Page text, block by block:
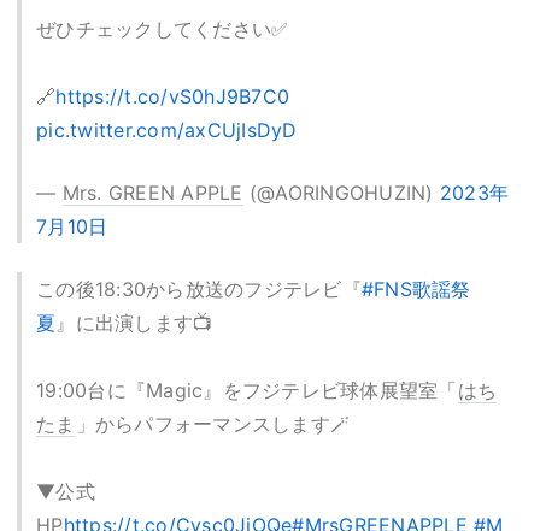
ぜひチェックしてください✅
🔗https://t.co/vS0hJ9B7C0
pic.twitter.com/axCUjIsDyD
— Mrs. GREEN APPLE (@AORINGOHUZIN) 2023年
7月10日
この後18:30から放送のフジテレビ『#FNS歌謡祭
夏』に出演します📺
19:00台に『Magic』をフジテレビ球体展望室「はち
たま 」からパフォーマンスします🪄
▼公式
HPhttps://t.co/Cvsc0JiOQe#MrsGREENAPPLE #M